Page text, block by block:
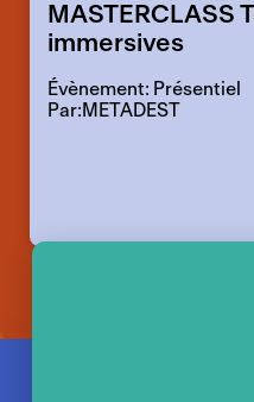
MASTERCLASS
immersives
Évènement: Présentiel
Par:METADEST